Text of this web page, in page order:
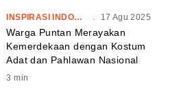
INSPIRASI INDONESIA . 17 Agu 2025
Warga Puntan Merayakan
Kemerdekaan dengan Kostum
Adat dan Pahlawan Nasional
3 min